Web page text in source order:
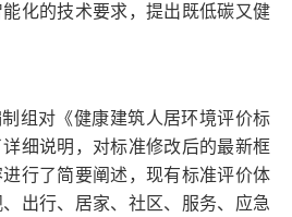
化的技术要求，提出既低碳又健
对《健康建筑人居环境评价标
细说明，对标准修改后的最新框
行了简要阐述，现有标准评价体
出行、居家、社区、服务、应急